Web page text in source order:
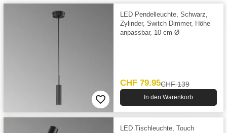
LED Pendelleuchte, Schwarz,
Zylinder, Switch Dimmer, Höhe
anpassbar, 10 cm Ø
CHF 79.95CHF 139
In den Warenkorb
LED Tischleuchte, Touch